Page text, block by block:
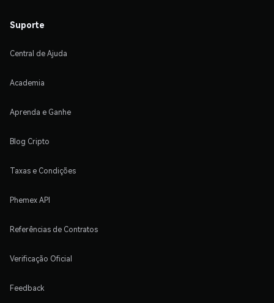
Suporte
Central de Ajuda
Academia
Aprenda e Ganhe
Blog Cripto
Taxas e Condições
Phemex API
Referências de Contratos
Verificação Oficial
Feedback